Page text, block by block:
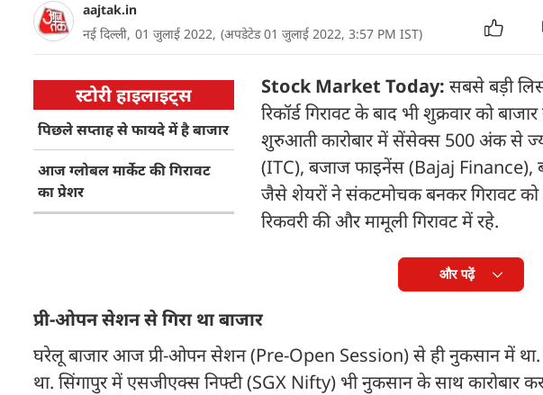
aajtak.in
नई दिल्ली, 01 जुलाई 2022, (अपडेटेड 01 जुलाई 2022, 3:57 PM IST)
स्टोरी हाइलाइट्स
पिछले सप्ताह से फायदे में है बाजार
आज ग्लोबल मार्केट की गिरावट
का प्रेशर
Stock Market Today: सबसे बड़ी
रिकॉर्ड गिरावट के बाद भी शुक्रवार को
शुरुआती कारोबार में सेंसेक्स 500 अंक से
(ITC), बजाज फाइनेंस (Bajaj Finance),
जैसे शेयरों ने संकटमोचक बनकर गिरावट को
रिकवरी की और मामूली गिरावट में रहे.
और पढ़ें
प्री-ओपन सेशन से गिरा था बाजार
घरेलू बाजार आज प्री-ओपन सेशन (Pre-Open Session) से ही नुकसान में
था. सिंगापुर में एसजीएक्स निफ्टी (SGX Nifty) भी नुकसान के साथ